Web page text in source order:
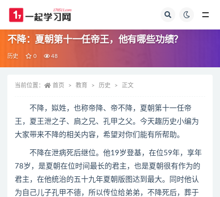
不降：夏朝第十一任帝王，他有哪些功绩？
历史 0 48
当前位置： 首页 教育 历史 正文
不降，姒姓，也称帝降、帝不降，夏朝第十一任帝
王，夏王泄之子、扃之兄、孔甲之父。今天趣历史小编为
大家带来不降的相关内容，希望对你们能有所帮助。
不降在泄病死后继位。他19岁登基，在位59年，享年
78岁，是夏朝在位时间最长的君主，也是夏朝很有作为的
君主，在他统治的五十九年夏朝版图达到最大。同时他认
为自己儿子孔甲不德，所以传位给弟弟，不降死后，葬于